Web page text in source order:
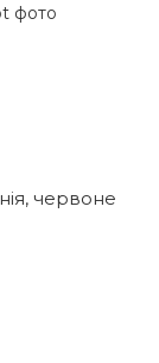
червоне